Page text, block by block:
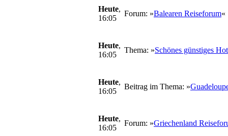
Heute,
16:05
Forum: »Balearen Reiseforum«
Heute,
16:05
Thema: »Schönes günstiges
Heute,
16:05
Beitrag im Thema: »
Heute,
16:05
Forum: »Griechenland